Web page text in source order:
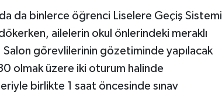
da binlerce öğrenci Liselere Geçiş Sistemi
ailelerin okul önlerindeki meraklı
görevlilerinin gözetiminde yapılacak
olmak üzere iki oturum halinde
birlikte 1 saat öncesinde sınav